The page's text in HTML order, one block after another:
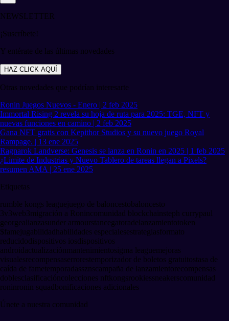
NEWSLETTER
¡Suscríbete!
Y entérate de las últimas novedades
HAZ CLICK AQUÍ
Otras novedades que podrían interesarte
Ronin Juegos Nuevos - Enero | 2 feb 2025
Immortal Rising 2 revela su hoja de ruta para 2025: TGE, NFT y
nuevas funciones en camino | 2 feb 2025
Gana NFT gratis con Kepithor Studios y su nuevo juego Royal
Rampage. | 13 ene 2025
Ragnarok Landverse: Genesis se lanza en Ronin en 2025 | 1 feb 2025
¿Limite de Industrias y Nuevo Tablero de tareas llegan a Pixels?
resumen AMA | 25 ene 2025
Etiquetas
rumble kongs leaguejuego de baloncestobaloncesto
3v3web3migración a Ronincomunidad blockchainsteph currypaul
georgealianzasunder armourstancegatoradelanzamientotoken
$famejugabilidadhabilidades especialesestrategiasformato
reducidodispositivos iosdispositivos
androidactualizaciónmantenimientosigma leaguemejoras
visualesrecompensaserrorestemporizador de boletos gratuitostasa de
caída de fametemporadassznscampaña de lanzamientorecompensas
doblesclasificacióncolecciones nftkongsrookiessneakerscomunidad
roninronin squadbonificaciones adicionales
Únete a nuestra comunidad